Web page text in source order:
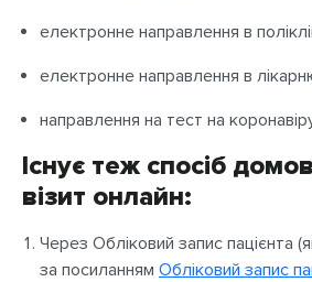
електронне направлення в
електронне направлення в
направлення на тест на
Існує теж спосіб
візит онлайн:
Через Обліковий запис пацієнта
за посиланням Обліковий запис